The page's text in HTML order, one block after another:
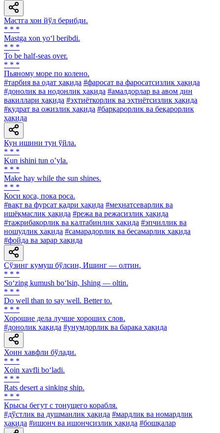
Мастга хон йўл берибди.
* * *
Mastga xon yo‘l beribdi.
* * *
To be half-seas over.
* * *
Пьяному море по колено.
#тарбия ва одат ҳақида #фаросат ва фаросатсизлик ҳақида
#донолик ва нодонлик ҳақида #амалдорлар ва авом дин
вакиллари ҳақида #эҳтиёткорлик ва эҳтиётсизлик ҳақида
#қудрат ва ожизлик ҳақида #барқарорлик ва беқарорлик
ҳақида
Кун ишини тун ўйла.
* * *
Kun ishini tun oʼyla.
* * *
Make hay while the sun shines.
* * *
Коси коса, пока роса.
#вақт ва фурсат қадри ҳақида #меҳнатсеварлик ва
ишёқмаслик ҳақида #режа ва режасизлик ҳақида
#тажрибакорлик ва калтабинлик ҳақида #эпчиллик ва
ношудлик ҳақида #самарадорлик ва бесамарлик ҳақида
#фойда ва зарар ҳақида
Сўзинг кумуш бўлсин, Ишинг — олтин.
* * *
So‘zing kumush bo‘lsin, Ishing — oltin.
* * *
Do well than to say well. Better to.
* * *
Хорошие дела лучше хороших слов.
#донолик ҳақида #унумдорлик ва барака ҳақида
Хоин хавфли бўлади.
* * *
Xoin xavfli bo‘ladi.
* * *
Rats desert a sinking ship.
* * *
Крысы бегут с тонущего корабля.
#дўстлик ва душманлик ҳақида #мардлик ва номардлик
ҳақида #ишонч ва ишончсизлик ҳақида #бошқалар